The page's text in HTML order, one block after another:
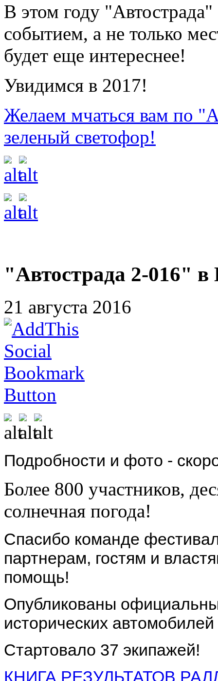
В этом году
событием, а не только
будет еще интереснее!
Увидимся в 2017!
Желаем мчаться вам по
зеленый светофор!
"Автострада 2-016" в
21 августа 2016
Подробности и фото -
Более 800 участников,
солнечная погода!
Спасибо команде
партнерам, гостям и
помощь!
Опубликованы
исторических
Стартовало 37 экипажей!
КНИГА РЕЗУЛЬТАТОВ